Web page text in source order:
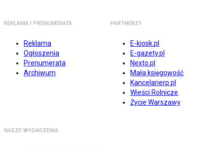
REKLAMA I PRENUMERATA
Reklama
Ogłoszenia
Prenumerata
Archiwum
PARTNERZY
E-kiosk.pl
E-gazety.pl
Nexto.pl
Mała księgowość
Kancelarierp.pl
Wieści Rolnicze
Życie Warszawy
NASZE WYDARZENIA